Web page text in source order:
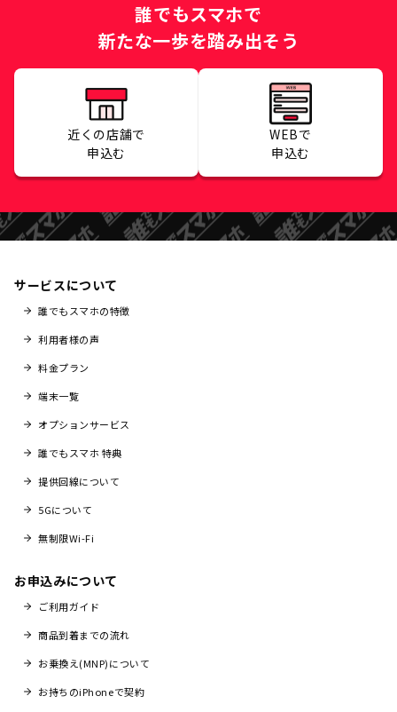
誰でもスマホで
新たな一歩を踏み出そう
近くの店舗で
申込む
WEBで
申込む
サービスについて
誰でもスマホの特徴
利用者様の声
料金プラン
端末一覧
オプションサービス
誰でもスマホ 特典
提供回線について
5Gについて
無制限Wi-Fi
お申込みについて
ご利用ガイド
商品到着までの流れ
お乗換え(MNP)について
お持ちのiPhoneで契約